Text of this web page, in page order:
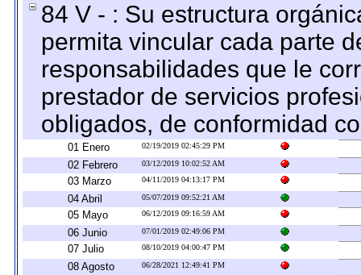
84 V - : Su estructura
permita vincular cada parte
responsabilidades que le
prestador de servicios
obligados, de conformidad
01 Enero 02/19/2019 02:45:29 PM
02 Febrero 03/12/2019 10:02:52 AM
03 Marzo 04/11/2019 04:13:17 PM
04 Abril 05/07/2019 09:52:21 AM
05 Mayo 06/12/2019 09:16:59 AM
06 Junio 07/01/2019 02:49:06 PM
07 Julio 08/10/2019 04:00:47 PM
08 Agosto 06/28/2021 12:49:41 PM